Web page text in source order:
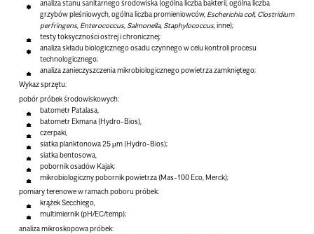
analiza stanu sanitarnego środowiska (ogólna liczba bakterii, ogólna liczba
grzybów pleśniowych, ogólna liczba promieniowców, Escherichia coli, Clostridium
perfringens, Enterococcus, Salmonella Staphylococcus, inne);
testy toksyczności ostrej i chronicznej;
analiza składu biologicznego osadu czynnego w celu kontroli procesu
technologicznego;
analiza zanieczyszczenia mikrobiologicznego powietrza zamkniętego;
Wykaz sprzętu:
pobór próbek środowiskowych:
batometr Patalasa,
batometr Ekmana (Hydro-Bios),
czerpaki,
siatka planktonowa 25 µm (Hydro-Bios);
siatka bentosowa,
pobornik osadów Kajak;
mikrobiologiczny pobornik powietrza (Mas-100 Eco, Merck);
pomiary terenowe w ramach poboru próbek:
krążek Secchiego,
multimiernik (pH/EC/temp);
analiza mikroskopowa próbek: